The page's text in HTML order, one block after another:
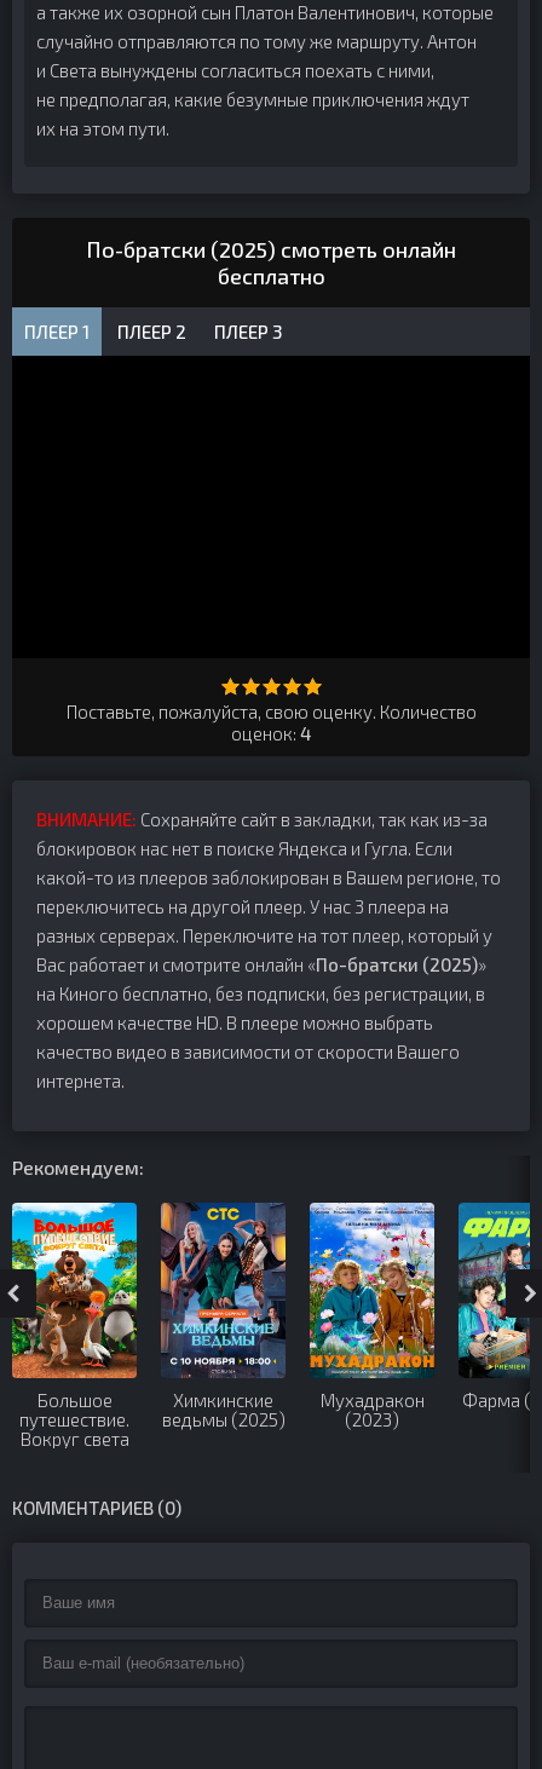
а также их озорной сын Платон Валентинович, которые
случайно отправляются по тому же маршруту. Антон
и Света вынуждены согласиться поехать с ними,
не предполагая, какие безумные приключения ждут
их на этом пути.
По-братски (2025) смотреть онлайн
бесплатно
ПЛЕЕР 1 ПЛЕЕР 2 ПЛЕЕР 3
Поставьте, пожалуйста, свою оценку. Количество
оценок: 4
ВНИМАНИЕ: Сохраняйте сайт в закладки, так как из-за
блокировок нас нет в поиске Яндекса и Гугла. Если
какой-то из плееров заблокирован в Вашем регионе, то
переключитесь на другой плеер. У нас 3 плеера на
разных серверах. Переключите на тот плеер, который у
Вас работает и смотрите онлайн «По-братски (2025)»
на Киного бесплатно, без подписки, без регистрации, в
хорошем качестве HD. В плеере можно выбрать
качество видео в зависимости от скорости Вашего
интернета.
Рекомендуем:
Большое
путешествие.
Вокруг света
Химкинские
ведьмы (2025)
Мухадракон
(2023)
Фарма
КОММЕНТАРИЕВ (0)